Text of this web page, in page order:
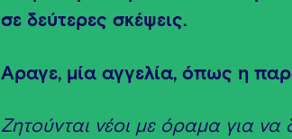
σε δεύτερες σκέψεις.
Άραγε, μία αγγελία, όπως η
Ζητούνται νέοι με όραμα για να